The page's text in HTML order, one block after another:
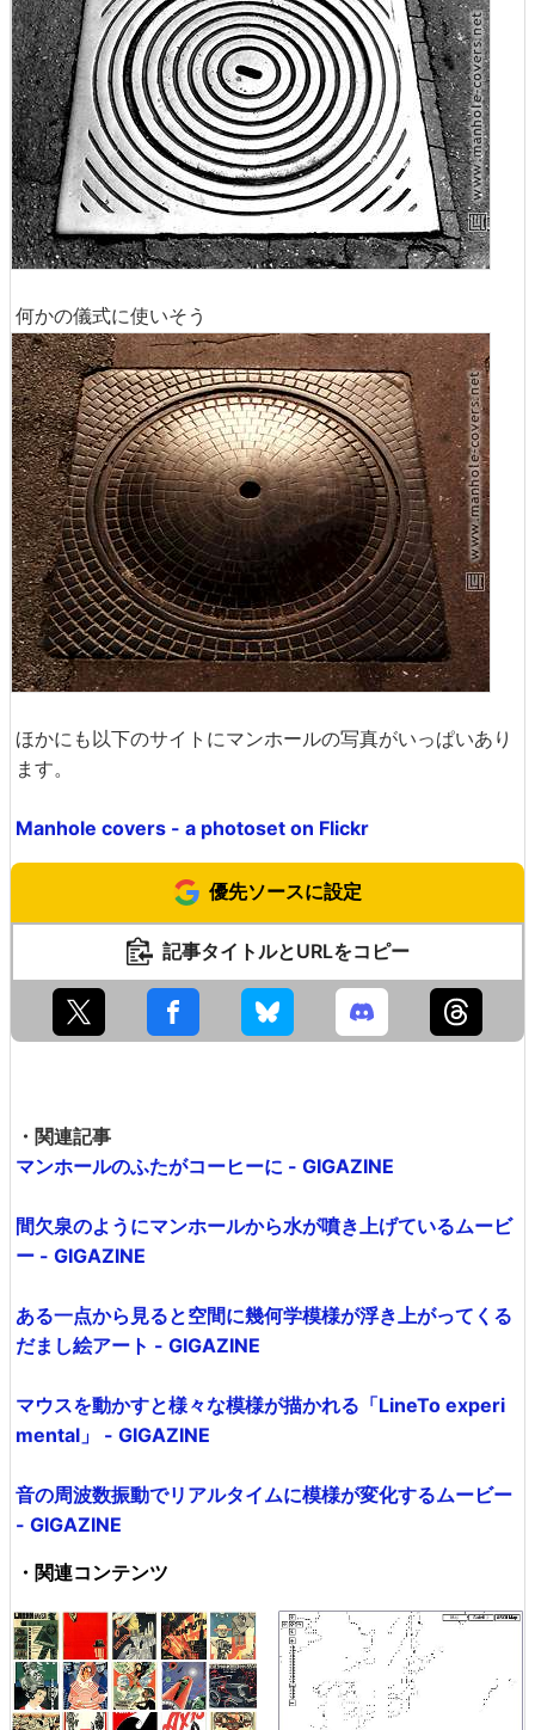
何かの儀式に使いそう
ほかにも以下のサイトにマンホールの写真がいっぱいあり
ます。
Manhole covers - a photoset on Flickr
優先ソースに設定
記事タイトルとURLをコピー
・関連記事
マンホールのふたがコーヒーに - GIGAZINE
間欠泉のようにマンホールから水が噴き上げているムービ
ー - GIGAZINE
ある一点から見ると空間に幾何学模様が浮き上がってくる
だまし絵アート - GIGAZINE
マウスを動かすと様々な模様が描かれる「LineTo experi
mental」 - GIGAZINE
音の周波数振動でリアルタイムに模様が変化するムービー
- GIGAZINE
・関連コンテンツ